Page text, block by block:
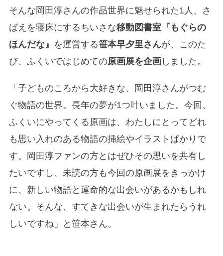
そんな岡田淳さんの作品世界に魅せられた1人、さ
ばえを寝床にするちいさな移動図書室『もぐらの
ほんだな』 を運営する笹本早夕里さんが、このた
び、ふくいではじめての原画展を企画しました。
「子どものころから大好きな、岡田淳さんがつむ
ぐ物語の世界。長年の夢が1つ叶いました。今回、
ふくいにやってくる原画は、わたしにとってどれ
も思い入れのある物語の挿絵やイラストばかりで
す。岡田淳ファンの方とはぜひその思いを共有し
たいですし、未読の方も今回の原画展をきっかけ
に、新しい物語と運命的な出会いがあるかもしれ
ない。そんな、すてきな出会いが生まれたらうれ
しいですね」と笹本さん。